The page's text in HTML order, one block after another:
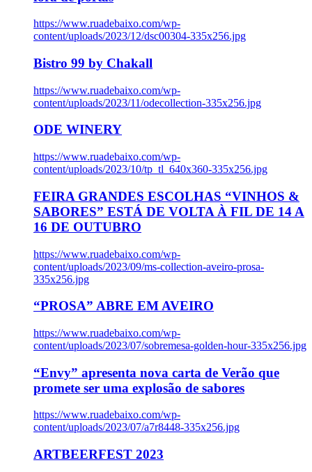
https://www.ruadebaixo.com/wp-
content/uploads/2023/12/dsc00304-335x256.jpg
Bistro 99 by Chakall
https://www.ruadebaixo.com/wp-
content/uploads/2023/11/odecollection-335x256.jpg
ODE WINERY
https://www.ruadebaixo.com/wp-
content/uploads/2023/10/tp_tl_640x360-335x256.jpg
FEIRA GRANDES ESCOLHAS “VINHOS &
SABORES” ESTÁ DE VOLTA À FIL DE 14 A
16 DE OUTUBRO
https://www.ruadebaixo.com/wp-
content/uploads/2023/09/ms-collection-aveiro-prosa-
335x256.jpg
“PROSA” ABRE EM AVEIRO
https://www.ruadebaixo.com/wp-
content/uploads/2023/07/sobremesa-golden-hour-335x256.jpg
“Envy” apresenta nova carta de Verão que
promete ser uma explosão de sabores
https://www.ruadebaixo.com/wp-
content/uploads/2023/07/a7r8448-335x256.jpg
ARTBEERFEST 2023